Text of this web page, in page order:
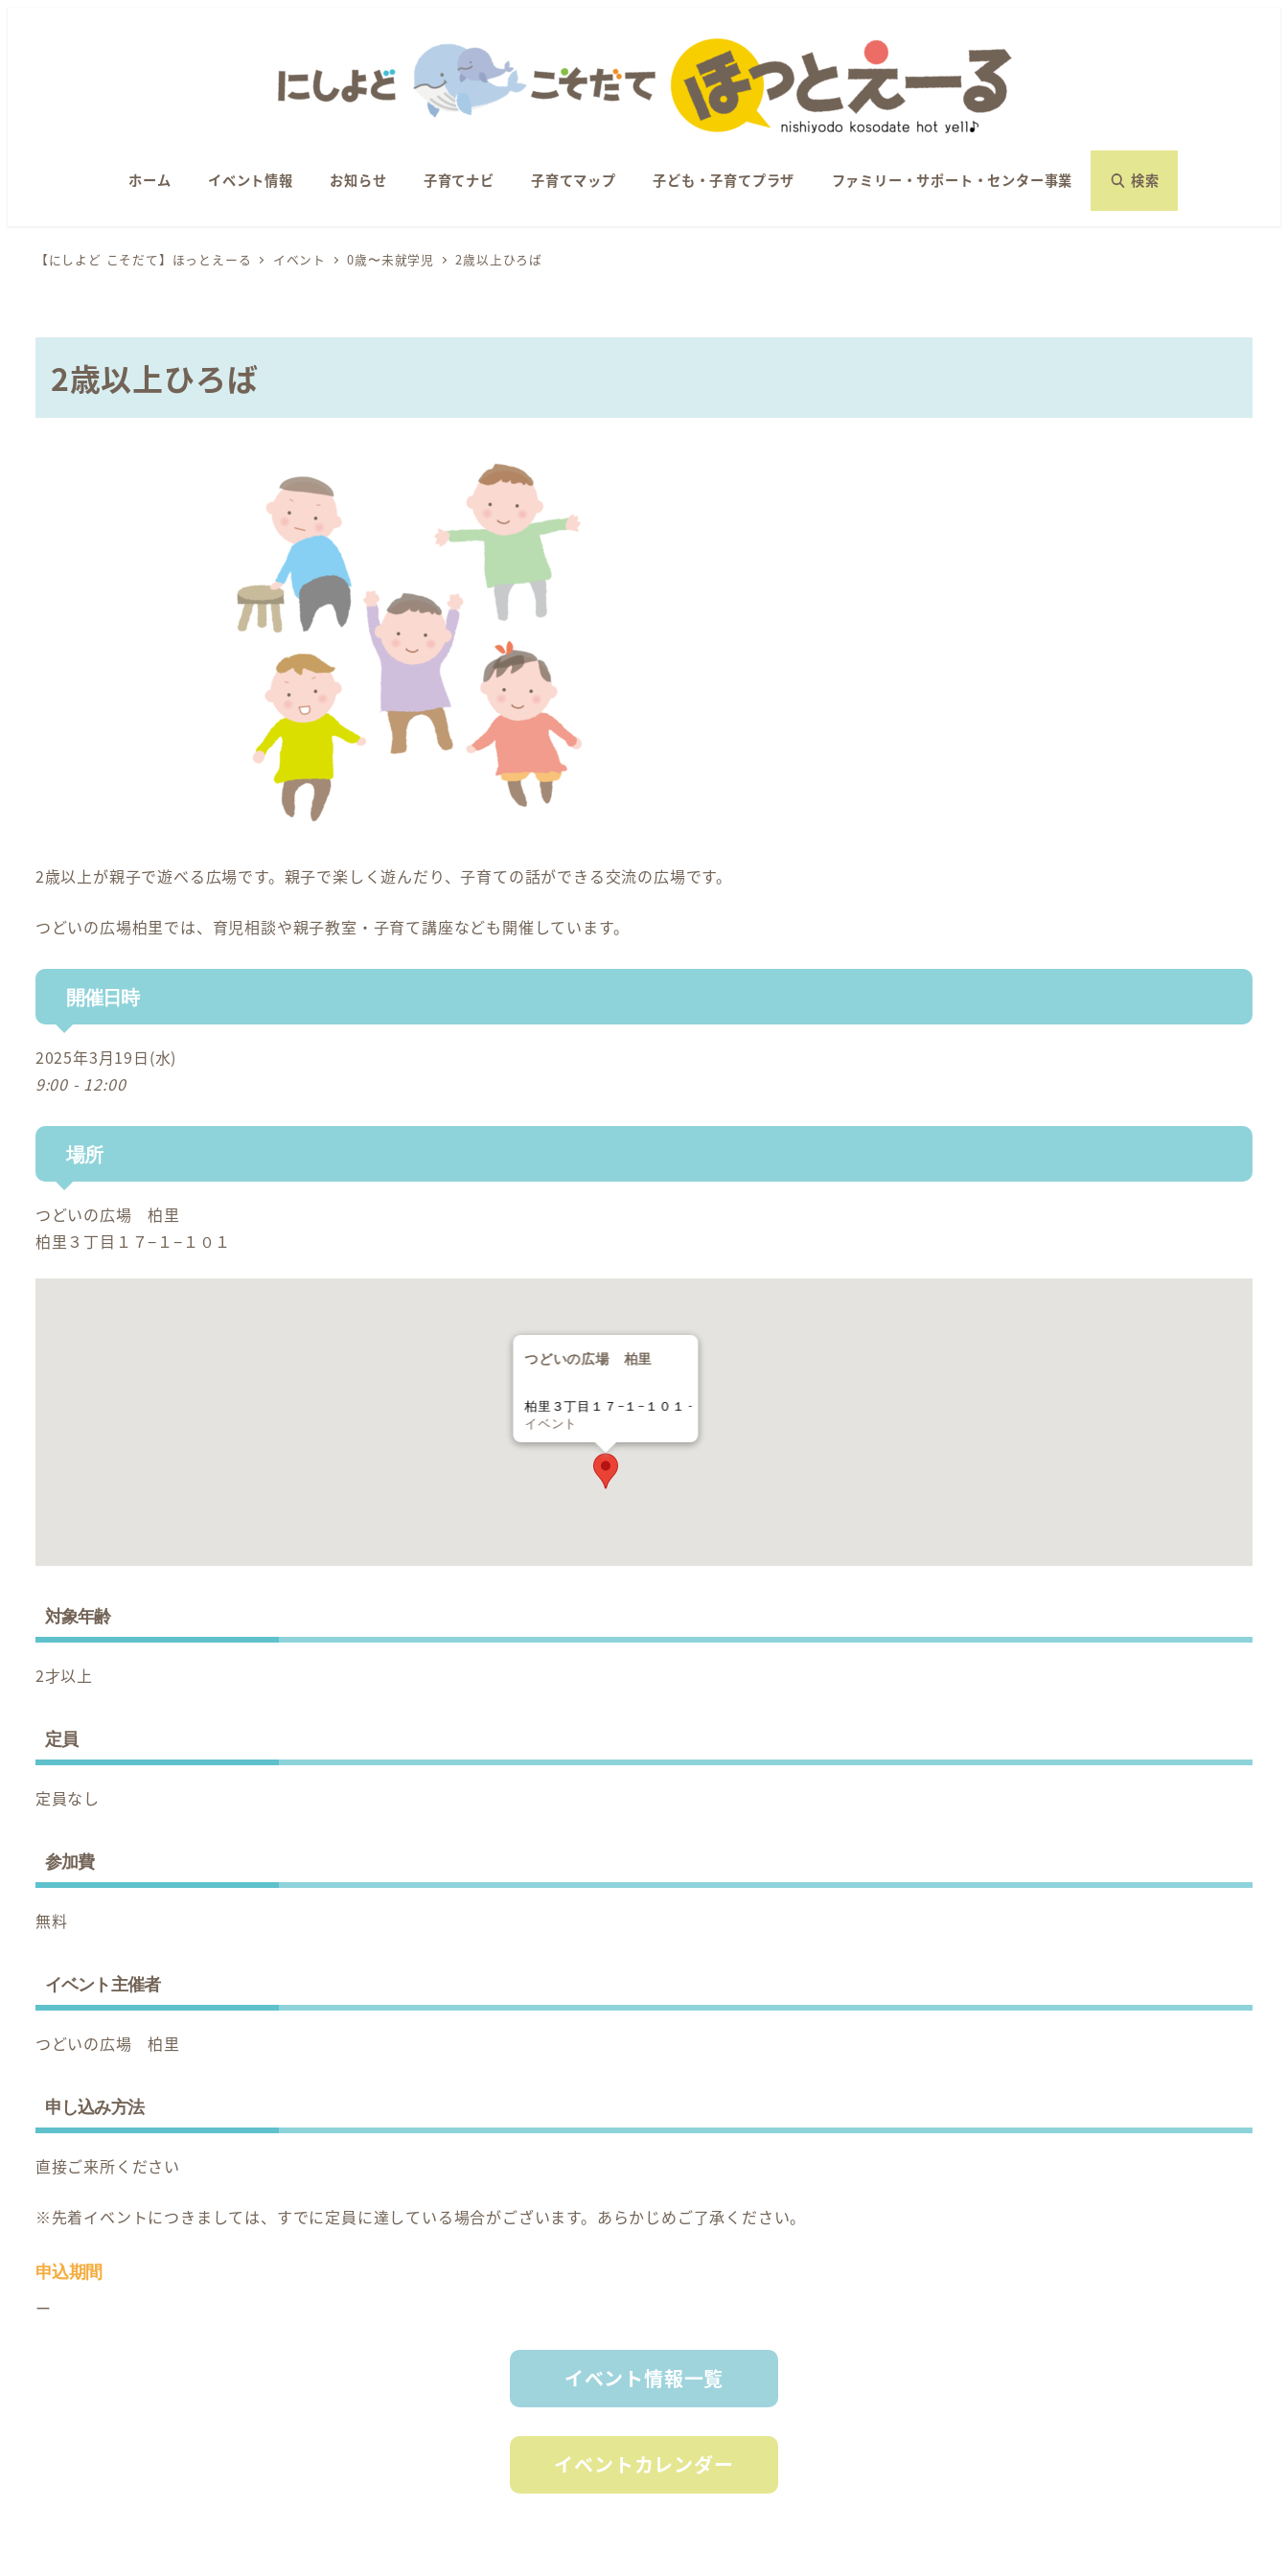
ホーム イベント情報 お知らせ 子育てナビ 子育てマップ 子ども・子育てプラザ ファミリー・サポート・センター事業 検索
【にしよど こそだて】ほっとえーる イベント 0歳〜未就学児 2歳以上ひろば
2歳以上ひろば
2歳以上が親子で遊べる広場です。親子で楽しく遊んだり、子育ての話ができる交流の広場です。
つどいの広場柏里では、育児相談や親子教室・子育て講座なども開催しています。
開催日時
2025年3月19日(水)
9:00 - 12:00
場所
つどいの広場 柏里
柏里３丁目１７−１−１０１
つどいの広場 柏里
柏里３丁目１７−１−１０１ -
イベント
対象年齢
2才以上
定員
定員なし
参加費
無料
イベント主催者
つどいの広場 柏里
申し込み方法
直接ご来所ください
※先着イベントにつきましては、すでに定員に達している場合がございます。あらかじめご了承ください。
申込期間
ー
イベント情報一覧
イベントカレンダー